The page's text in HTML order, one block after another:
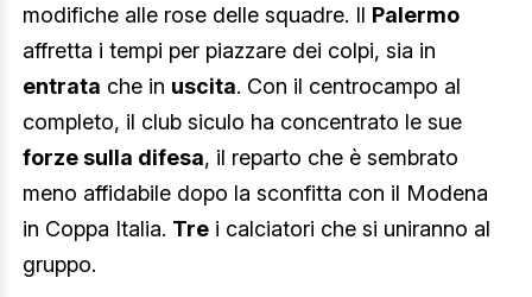
modifiche alle rose delle squadre. Il Palermo
affretta i tempi per piazzare dei colpi, sia in
entrata che in uscita. Con il centrocampo al
completo, il club siculo ha concentrato le sue
forze sulla difesa, il reparto che è sembrato
meno affidabile dopo la sconfitta con il Modena
in Coppa Italia. Tre i calciatori che si uniranno al
gruppo.